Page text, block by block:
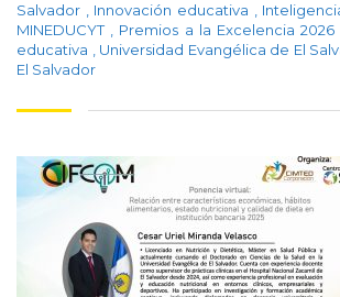
Salvador
Innovación educativa
MINEDUCYT
Premios a la Excelencia 2026
educativa
Universidad Evangélica de El
El Salvador